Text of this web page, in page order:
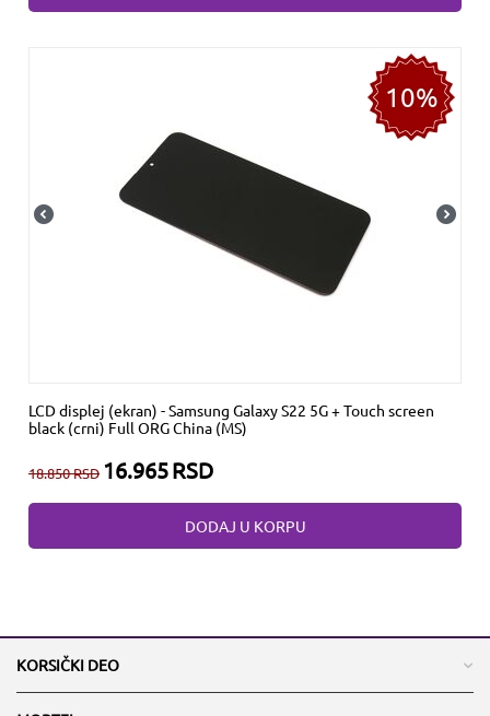
10%
LCD displej (ekran) - Samsung Galaxy S22 5G + Touch screen
black (crni) Full ORG China (MS)
18.850RSD 16.965RSD
DODAJ U KORPU
KORSIČKI DEO